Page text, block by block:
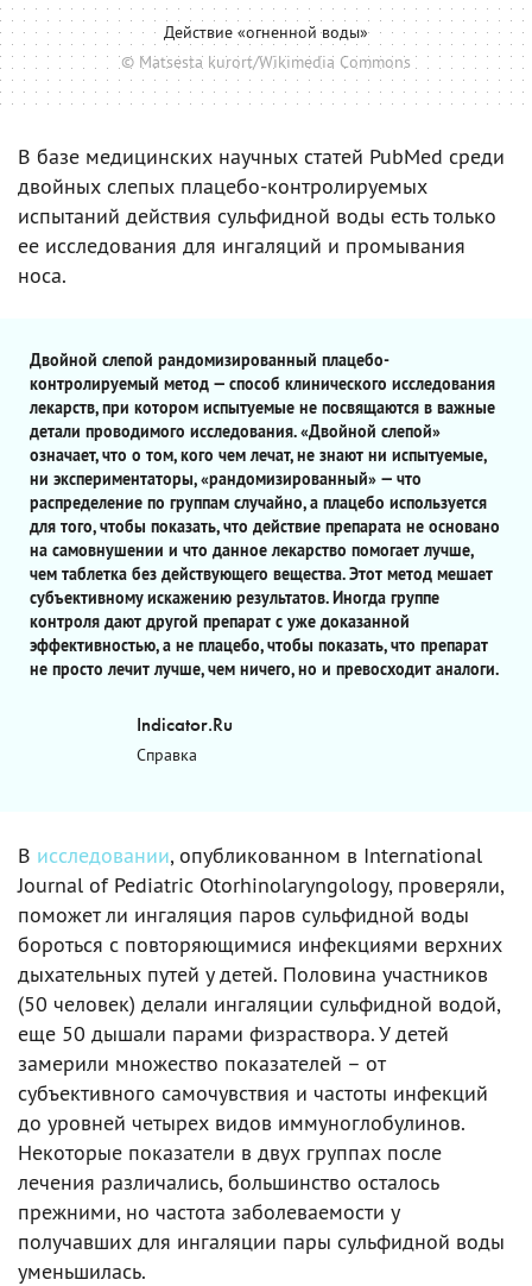
Действие «огненной воды»
© Matsesta kurort/Wikimedia Commons
В базе медицинских научных статей PubMed среди
двойных слепых плацебо-контролируемых
испытаний действия сульфидной воды есть только
ее исследования для ингаляций и промывания
носа.
Двойной слепой рандомизированный плацебо-
контролируемый метод — способ клинического исследования
лекарств, при котором испытуемые не посвящаются в важные
детали проводимого исследования. «Двойной слепой»
означает, что о том, кого чем лечат, не знают ни испытуемые,
ни экспериментаторы, «рандомизированный» — что
распределение по группам случайно, а плацебо используется
для того, чтобы показать, что действие препарата не основано
на самовнушении и что данное лекарство помогает лучше,
чем таблетка без действующего вещества. Этот метод мешает
субъективному искажению результатов. Иногда группе
контроля дают другой препарат с уже доказанной
эффективностью, а не плацебо, чтобы показать, что препарат
не просто лечит лучше, чем ничего, но и превосходит аналоги.
Indicator.Ru
Справка
В исследовании, опубликованном в International
Journal of Pediatric Otorhinolaryngology, проверяли,
поможет ли ингаляция паров сульфидной воды
бороться с повторяющимися инфекциями верхних
дыхательных путей у детей. Половина участников
(50 человек) делали ингаляции сульфидной водой,
еще 50 дышали парами физраствора. У детей
замерили множество показателей – от
субъективного самочувствия и частоты инфекций
до уровней четырех видов иммуноглобулинов.
Некоторые показатели в двух группах после
лечения различались, большинство осталось
прежними, но частота заболеваемости у
получавших для ингаляции пары сульфидной воды
уменьшилась.